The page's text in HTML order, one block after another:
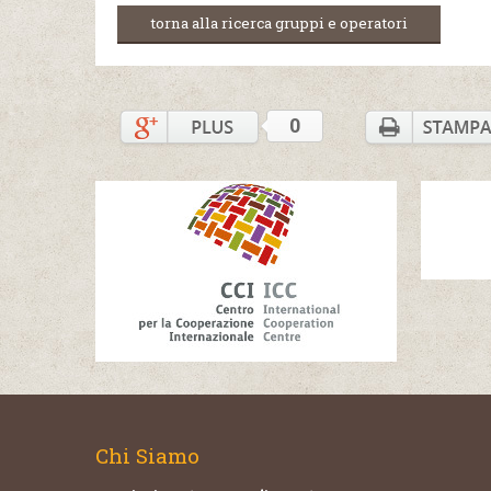
torna alla ricerca gruppi e operatori
0
Chi Siamo